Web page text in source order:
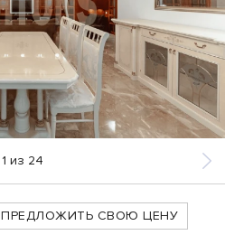
1 из 24
ПРЕДЛОЖИТЬ СВОЮ ЦЕНУ